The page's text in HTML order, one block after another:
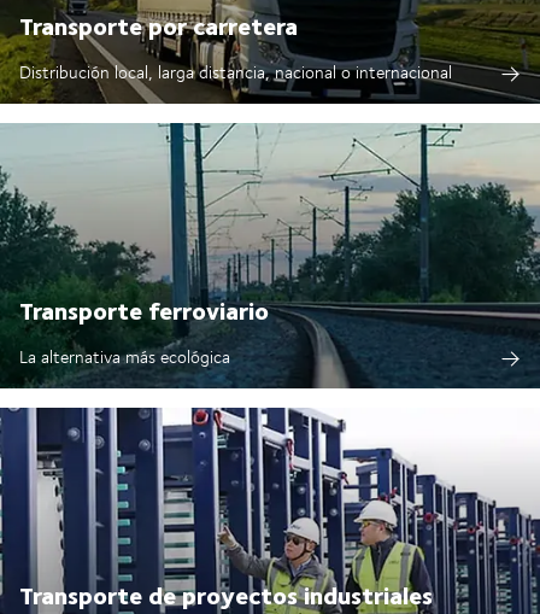
Transporte por carretera
Distribución local, larga distancia, nacional o internacional
Transporte ferroviario
La alternativa más ecológica
Transporte de proyectos industriales